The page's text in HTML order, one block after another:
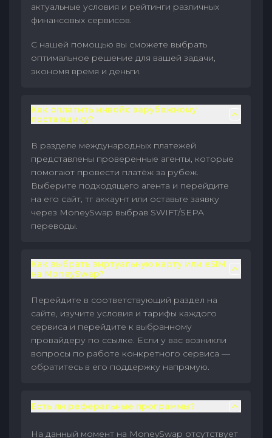
актуальные условия и рейтинги различных
финансовых сервисов.
С нашей помощью вы сможете выбрать
оптимальное решение для вашей задачи,
экономя время и деньги.
Как оплатить инвойс зарубежному
поставщику?
В разделе международных платежей
представлены проверенные агенты, которые
помогают провести платёж за рубеж.
Выберите подходящего агента и перейдите
на его сайт, тг аккаунт или оставьте заявку
через MoneySwap выбрав SWIFT/SEPA
переводы.
Как выбрать виртуальную карту или eSIM
на MoneySwap?
Перейдите в соответствующий раздел на
сайте, изучите условия и тарифы каждого
сервиса и перейдите к выбранному
провайдеру по ссылке. Если у вас возникли
вопросы по работе конкретного сервиса —
обратитесь в его поддержку напрямую.
Есть ли реферальные программы?
На данный момент на MoneySwap отсутствует